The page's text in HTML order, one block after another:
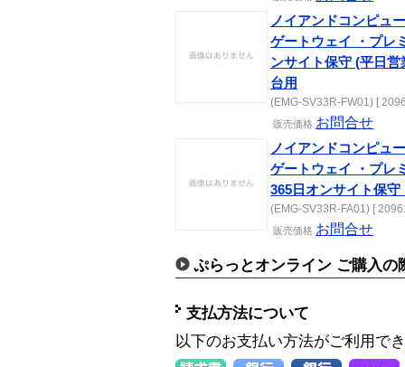
ノイアンドコンピュ
ゲートウェイ ・プレ
ンサイト保守 (平日
台用
(EMG-SV33R-FW01) [
販売価格 お問合せ
ノイアンドコンピュ
ゲートウェイ ・プレ
365日オンサイト保守
(EMG-SV33R-FA01) [
販売価格 お問合せ
ぷらっとオンライン ご購入の
支払方法について
以下のお支払い方法がご利用で